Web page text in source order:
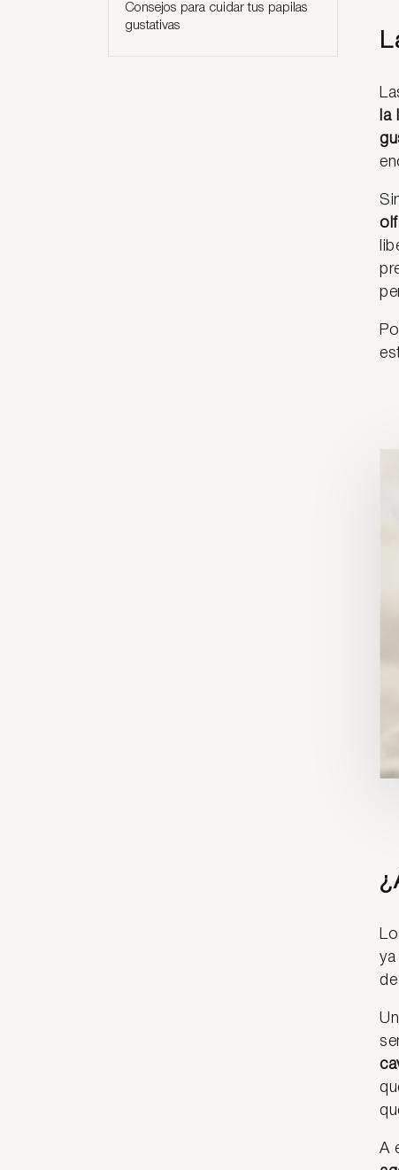
la
A
Consejos para cuidar tus papilas
gustativas